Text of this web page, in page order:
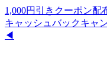
1,000円引きクーポン配
キャッシュバックキャ
◀